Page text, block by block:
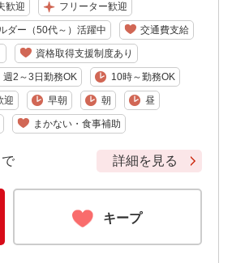
歓迎 フリーター歓迎
ダー（50代～）活躍中 交通費支給
資格取得支援制度あり
週2～3日勤務OK 10時～勤務OK
迎 早朝 朝 昼
まかない・食事補助
詳細を見る
キープ